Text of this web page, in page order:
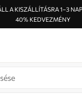
A KISZÁLLÍTÁSRA 1–3
40% KEDVEZMÉNY